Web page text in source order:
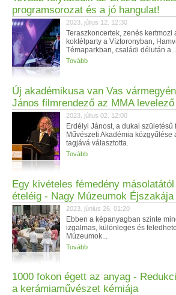
programsorozat és a jó hangulat!
2023. július 12. 12:30
Teraszkoncertek, zenés kertmozi
koktélparty a Víztoronyban,
Témaparkban, családi délután a...
Tovább
Új akadémikusa van Vas
János filmrendező az MMA
2023. július 02. 12:00
Erdélyi Jánost, a dukai
Művészeti Akadémia közgyűlése
tagjává választotta.
Tovább
Egy kivételes fémedény
ételéig - Nagy Múzeumok
2023. június 26. 01:20
Ebben a képanyagban szinte
izgalmas, különleges és
Múzeumok...
Tovább
1000 fokon égett az anyag -
a kerámiaművészet kémiája